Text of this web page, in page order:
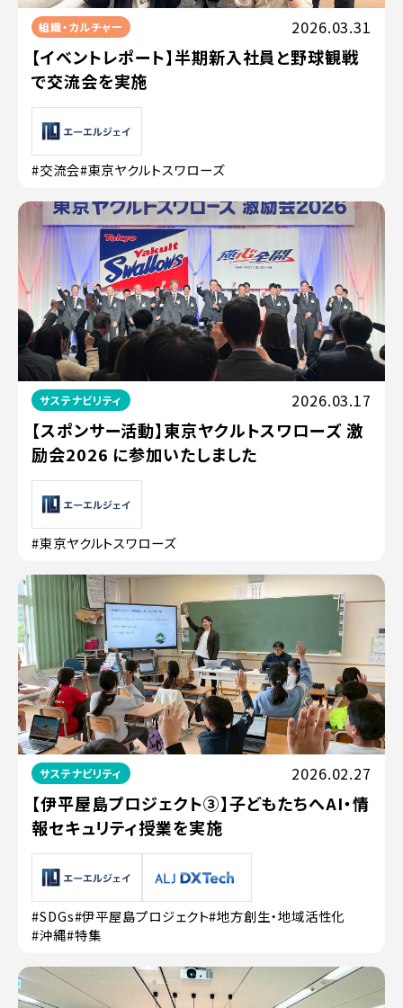
組織・カルチャー 2026.03.31
【イベントレポート】半期新入社員と野球観戦
で交流会を実施
#交流会#東京ヤクルトスワローズ
サステナビリティ 2026.03.17
【スポンサー活動】東京ヤクルトスワローズ 激
励会2026 に参加いたしました
#東京ヤクルトスワローズ
サステナビリティ 2026.02.27
【伊平屋島プロジェクト③】子どもたちへAI・情
報セキュリティ授業を実施
#SDGs#伊平屋島プロジェクト#地方創生・地域活性化
#沖縄#特集